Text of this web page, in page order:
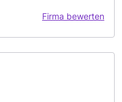
Firma bewerten